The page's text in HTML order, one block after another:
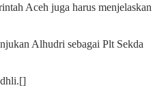
Aceh juga harus menjelaskan
Alhudri sebagai Plt Sekda